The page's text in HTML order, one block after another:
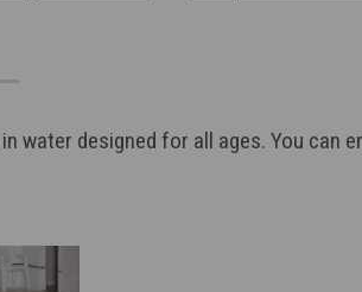
water designed for all ages. You